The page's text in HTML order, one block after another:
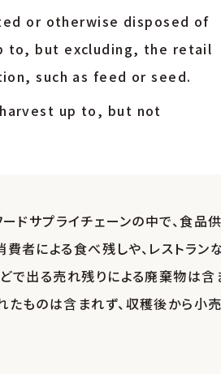
or otherwise disposed of
to, but excluding, the retail
such as feed or seed.
up to, but not
ドサプライチェーンの中で、食品供
者による食べ残しや、レストラン
で出る売れ残りによる廃棄物は含
たものは含まれず、収穫後から小売